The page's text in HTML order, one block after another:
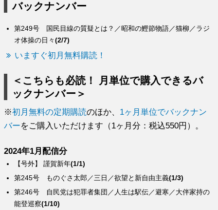
バックナンバー
第249号 国民目線の質疑とは？／昭和の鰹節物語／猫柳／ラジ
オ体操の日々(2/7)
いますぐ初月無料購読！
＜こちらも必読！ 月単位で購入できるバ
ックナンバー＞
※初月無料の定期購読のほか、 1ヶ月単位でバックナン
バーをご購入いただけます（1ヶ月分：税込550円）。
2024年1月配信分
第246号 自民党は犯罪者集団／人生は駅伝／避寒／大伴家持の
能登巡察(1/10)
第245号 ものぐさ太郎／三日／欲望と新自由主義(1/3)
【号外】 謹賀新年(1/1)